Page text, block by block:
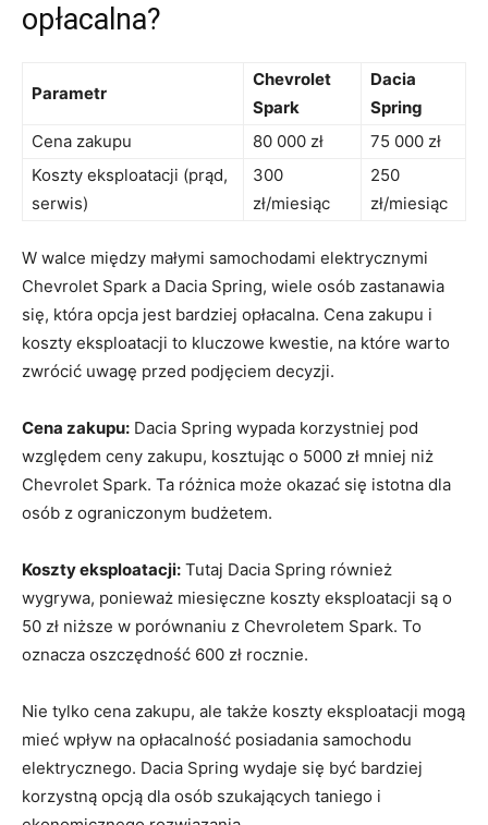
opłacalna?
Parametr
Chevrolet
Spark
Dacia
Spring
Cena zakupu
80 000 zł
75 000 zł
Koszty eksploatacji‌ (prąd,
⁤serwis)
300
zł/miesiąc
250
zł/miesiąc
W walce między ‍małymi samochodami elektrycznymi
Chevrolet ‍Spark a Dacia Spring, wiele osób zastanawia
się, ‌która opcja‌ jest‍ bardziej⁢ opłacalna. ‌Cena ⁤zakupu i
‍koszty eksploatacji to kluczowe ‍kwestie, ‌na które warto
zwrócić uwagę przed‌ podjęciem​ decyzji.
Cena zakupu: Dacia ⁣Spring wypada korzystniej⁤ pod
względem ceny zakupu, kosztując o 5000 zł mniej ⁤niż
⁢Chevrolet⁤ Spark. Ta​ różnica może okazać się istotna dla
osób z ograniczonym‍ budżetem.
Koszty ​eksploatacji: Tutaj Dacia Spring również
wygrywa, ponieważ miesięczne‍ koszty ​eksploatacji są o
50 zł niższe⁤ w porównaniu z‍ Chevroletem Spark. ⁢To
⁤oznacza oszczędność 600 zł rocznie.
Nie tylko⁣ cena ‍zakupu, ale⁤ także koszty eksploatacji mogą
mieć wpływ na opłacalność posiadania samochodu
⁣elektrycznego.⁣ Dacia Spring wydaje się być bardziej
korzystną⁣ opcją dla osób szukających taniego i